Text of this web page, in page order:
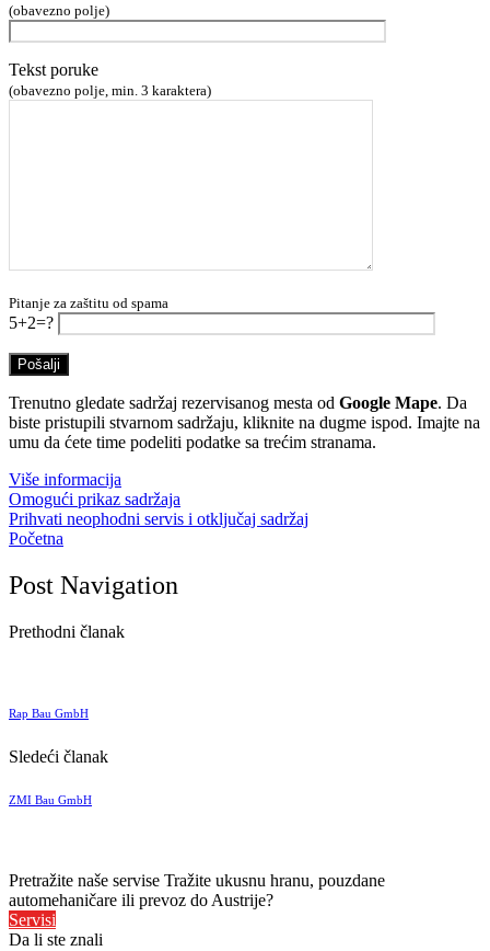
(obavezno polje)
Tekst poruke
(obavezno polje, min. 3 karaktera)
Pitanje za zaštitu od spama
5+2=?
Trenutno gledate sadržaj rezervisanog mesta od Google Mape. Da
biste pristupili stvarnom sadržaju, kliknite na dugme ispod. Imajte na
umu da ćete time podeliti podatke sa trećim stranama.
Više informacija
Omogući prikaz sadržaja
Prihvati neophodni servis i otključaj sadržaj
Početna
Post Navigation
Prethodni članak
Rap Bau GmbH
Sledeći članak
ZMI Bau GmbH
Pretražite naše servise Tražite ukusnu hranu, pouzdane
automehaničare ili prevoz do Austrije?
Servisi
Da li ste znali